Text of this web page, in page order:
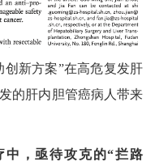
创新方案”在高危复发肝
的肝内胆管癌病人带来
中，亟待攻克的“拦路